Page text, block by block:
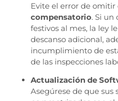
Evite el error de omitir
compensatorio. Si un
festivos al mes, la ley
descanso adicional,
incumplimiento de
de las inspecciones
Actualización de
Asegúrese de que sus